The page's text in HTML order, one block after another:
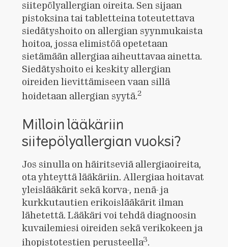
siitepölyallergian oireita. Sen sijaan
pistoksina tai tabletteina toteutettava
siedätyshoito on allergian syynmukaista
hoitoa, jossa elimistöä opetetaan
sietämään allergiaa aiheuttavaa ainetta.
Siedätyshoito ei keskity allergian
oireiden lievittämiseen vaan sillä
hoidetaan allergian syytä.2
Milloin lääkäriin
siitepölyallergian vuoksi?
Jos sinulla on häiritseviä allergiaoireita,
ota yhteyttä lääkäriin. Allergiaa hoitavat
yleislääkärit sekä korva-, nenä- ja
kurkkutautien erikoislääkärit ilman
lähetettä. Lääkäri voi tehdä diagnoosin
kuvailemiesi oireiden sekä verikokeen ja
ihopistotestien perusteella3.